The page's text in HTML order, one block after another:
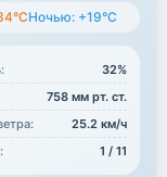
Ночью: +19°C
32%
758 мм рт. ст.
25.2 км/ч
1 / 11